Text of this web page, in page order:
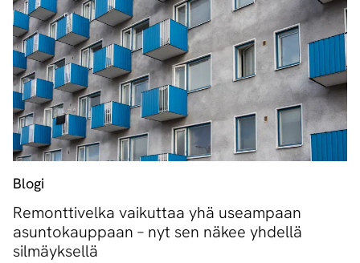
Blogi
Remonttivelka vaikuttaa yhä useampaan
asuntokauppaan – nyt sen näkee yhdellä
silmäyksellä